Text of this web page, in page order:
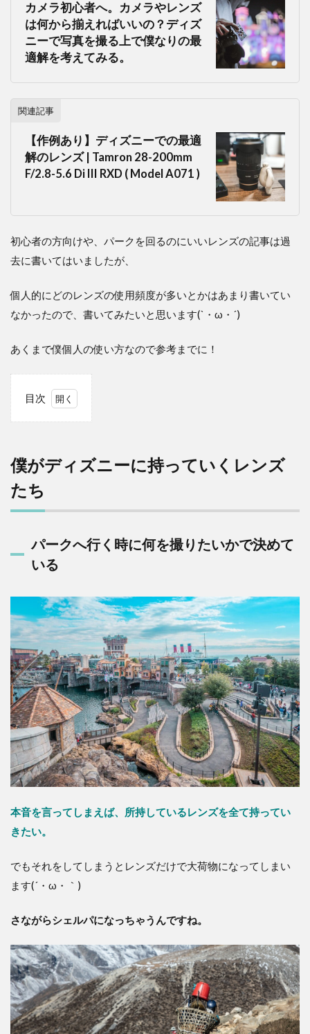
カメラ初心者へ。カメラやレンズ
は何から揃えればいいの？ディズ
ニーで写真を撮る上で僕なりの最
適解を考えてみる。
関連記事
【作例あり】ディズニーでの最適
解のレンズ | Tamron 28-200mm
F/2.8-5.6 Di III RXD ( Model A071 )
初心者の方向けや、パークを回るのにいいレンズの記事は過
去に書いてはいましたが、
個人的にどのレンズの使用頻度が多いとかはあまり書いてい
なかったので、書いてみたいと思います(`・ω・´)
あくまで僕個人の使い方なので参考までに！
目次
デ
ィ
ズ
ニ
ー
持
っ
て
レ
ン
ズ
た
ち
1.1
パー
クへ
行く
時に
何を
撮り
たい
かで
てい
①
風
景・
を撮
る
3
②
ポ
ー
ト
レ
ー
僕がディズニーに持っていくレンズ
たち
パークへ行く時に何を撮りたいかで決めて
いる
本音を言ってしまえば、所持しているレンズを全て持ってい
きたい。
でもそれをしてしまうとレンズだけで大荷物になってしまい
ます(´・ω・｀)
さながらシェルパになっちゃうんですね。